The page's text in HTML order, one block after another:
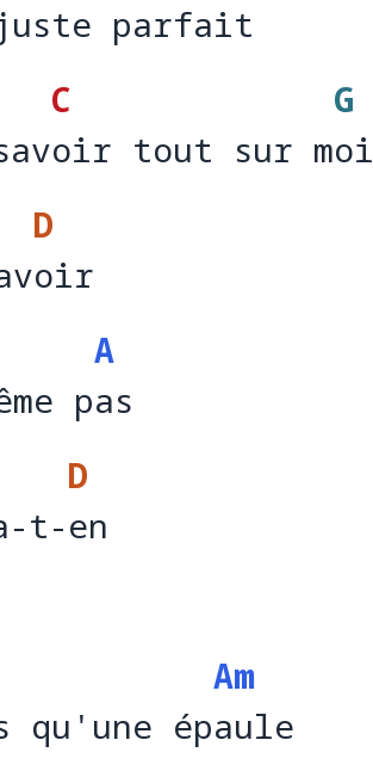
parf ait
parfait
C
oir tout sur m
G
oi
tout sur moi
D
oi
p
A
as
pas
t-
D
en
t-en
qu'une ép
Am
aul
qu'une épaule